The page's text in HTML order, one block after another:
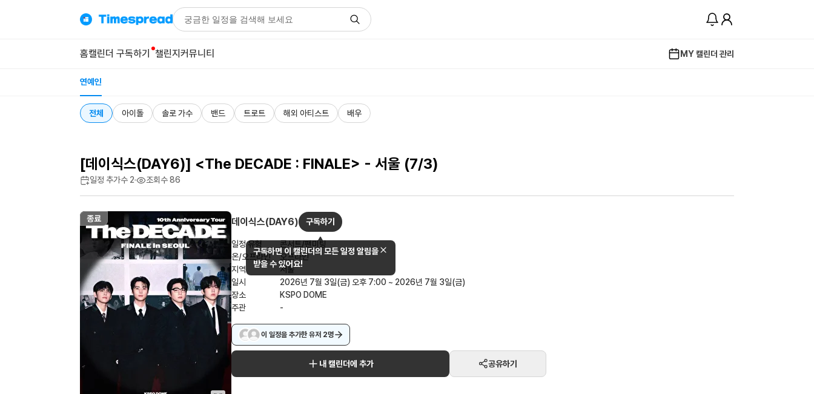
홈캘린더 구독하기 챌린지 커뮤니티 MY 캘린더 관리
연예인
전체 아이돌 솔로 가수 밴드 트로트 해외 아티스트 배우
[데이식스(DAY6)] <The DECADE : FINALE> - 서울 (7/3)
일정 추가수 2 조회수86
종료 데이식스(DAY6) 구독하기
일정 유형
콘서트/팬미팅
온/오프라인
오프라인
지역
서울
일시
2026년 7월 3일(금) 오후 7:00 ~ 2026년 7월 3일(금)
장소
KSPO DOME
주관
-
이 일정을 추가한 유저 2명
내 캘린더에 추가 공유하기
구독하면 이 캘린더의 모든 일정 알림을
받을 수 있어요!